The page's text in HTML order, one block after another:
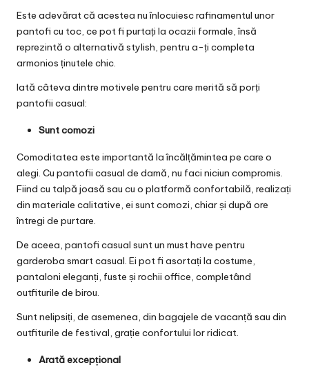
Este adevărat că acestea nu înlocuiesc rafinamentul unor
pantofi cu toc, ce pot fi purtați la ocazii formale, însă
reprezintă o alternativă stylish, pentru a-ți completa
armonios ținutele chic.
Iată câteva dintre motivele pentru care merită să porți
pantofii casual:
Sunt comozi
Comoditatea este importantă la încălțămintea pe care o
alegi. Cu pantofii casual de damă, nu faci niciun compromis.
Fiind cu talpă joasă sau cu o platformă confortabilă, realizați
din materiale calitative, ei sunt comozi, chiar și după ore
întregi de purtare.
De aceea, pantofi casual sunt un must have pentru
garderoba smart casual. Ei pot fi asortați la costume,
pantaloni eleganți, fuste și rochii office, completând
outfiturile de birou.
Sunt nelipsiți, de asemenea, din bagajele de vacanță sau din
outfiturile de festival, grație confortului lor ridicat.
Arată excepțional